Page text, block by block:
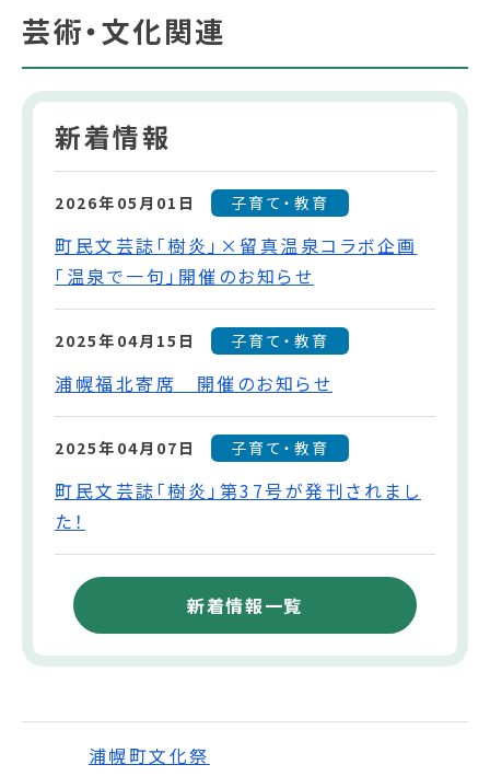
芸術・文化関連
新着情報
2026年05月01日 子育て・教育
町民文芸誌「樹炎」×留真温泉コラボ企画
「温泉で一句」開催のお知らせ
2025年04月15日 子育て・教育
浦幌福北寄席 開催のお知らせ
2025年04月07日 子育て・教育
町民文芸誌「樹炎」第37号が発刊されまし
た！
新着情報一覧
浦幌町文化祭